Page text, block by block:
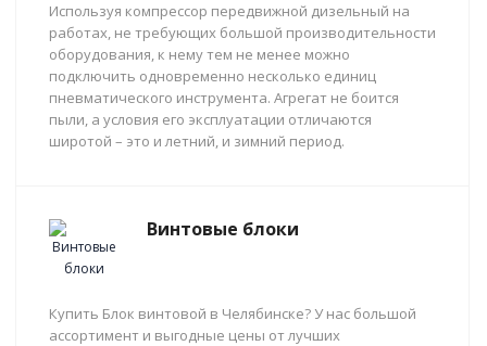
Используя компрессор передвижной дизельный на
работах, не требующих большой производительности
оборудования, к нему тем не менее можно
подключить одновременно несколько единиц
пневматического инструмента. Агрегат не боится
пыли, а условия его эксплуатации отличаются
широтой – это и летний, и зимний период.
Винтовые блоки
Купить Блок винтовой в Челябинске? У нас большой
ассортимент и выгодные цены от лучших